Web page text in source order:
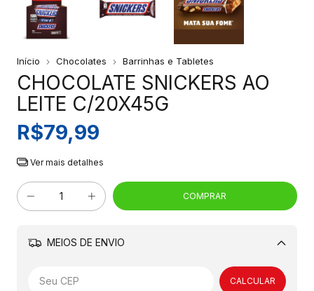
Início Chocolates Barrinhas e Tabletes
CHOCOLATE SNICKERS AO
LEITE C/20X45G
R$79,99
Ver mais detalhes
MEIOS DE ENVIO
Alterar CEP
CALCULAR